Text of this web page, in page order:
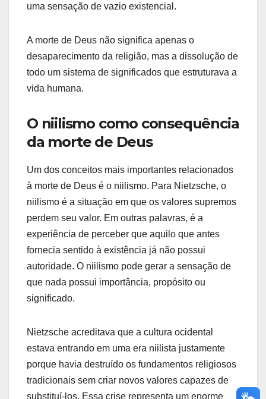
uma sensação de vazio existencial.
A morte de Deus não significa apenas o
desaparecimento da religião, mas a dissolução de
todo um sistema de significados que estruturava a
vida humana.
O niilismo como consequência
da morte de Deus
Um dos conceitos mais importantes relacionados
à morte de Deus é o niilismo. Para Nietzsche, o
niilismo é a situação em que os valores supremos
perdem seu valor. Em outras palavras, é a
experiência de perceber que aquilo que antes
fornecia sentido à existência já não possui
autoridade. O niilismo pode gerar a sensação de
que nada possui importância, propósito ou
significado.
Nietzsche acreditava que a cultura ocidental
estava entrando em uma era niilista justamente
porque havia destruído os fundamentos religiosos
tradicionais sem criar novos valores capazes de
substituí-los. Essa crise representa um enorme